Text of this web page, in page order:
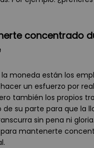
concentrado
moneda están los
un esfuerzo por
también los propios
su parte para que la
sin pena ni
mantenerte